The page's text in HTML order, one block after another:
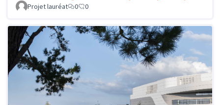
Projet lauréat 0 0